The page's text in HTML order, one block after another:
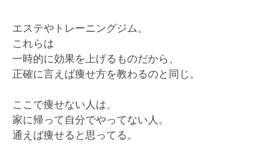
エステやトレーニングジム。
これらは
一時的に効果を上げるものだから、
正確に言えば痩せ方を教わるのと同じ。
ここで痩せない人は、
家に帰って自分でやってない人。
通えば痩せると思ってる。